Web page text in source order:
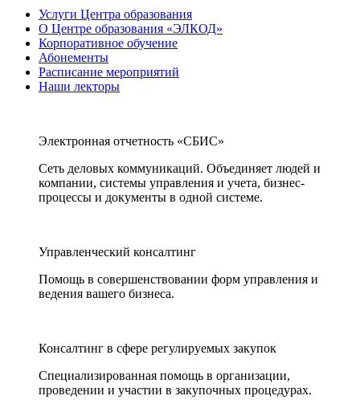
Услуги Центра образования
О Центре образования «ЭЛКОД»
Корпоративное обучение
Абонементы
Расписание мероприятий
Наши лекторы
Электронная отчетность «СБИС»
Сеть деловых коммуникаций. Объединяет людей и
компании, системы управления и учета, бизнес-
процессы и документы в одной системе.
Управленческий консалтинг
Помощь в совершенствовании форм управления и
ведения вашего бизнеса.
Консалтинг в сфере регулируемых закупок
Специализированная помощь в организации,
проведении и участии в закупочных процедурах.